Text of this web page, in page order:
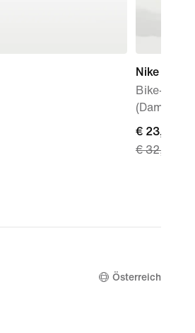
Nike Pro
Bike-
(Damen)
current
price
€ 32,99
€ 23,49
€ 32,99
Österreich